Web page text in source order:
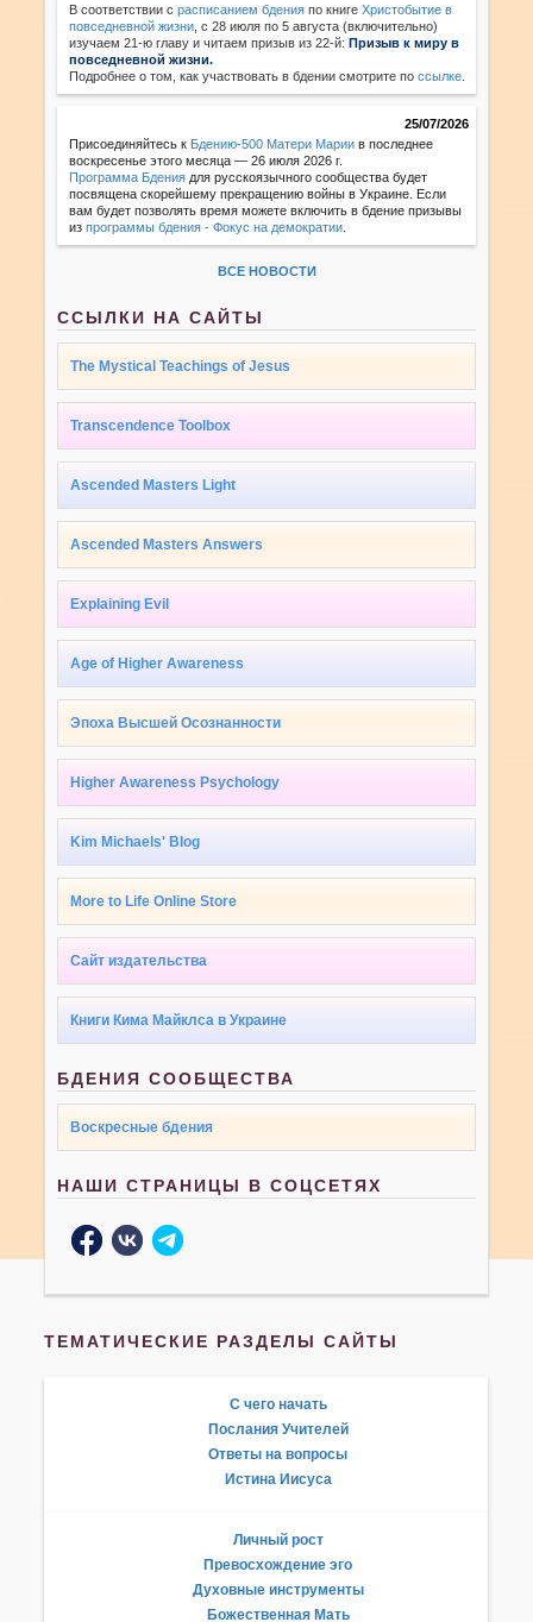
В соответствии с расписанием бдения по книгеХристобытие в
повседневной жизни с 28 июля по 5 августа (включительно)
изучаем 21-ю главу и читаем призыв из 22-й:Призыв к миру в
повседневной жизни.
Подробнее о том, как участвовать в бдении смотрите поссылке
25/07/2026
Присоединяйтесь к Бдению-500 Матери Марии в последнее
воскресенье этого месяца — 26 июля 2026 г.
Программа Бдения для русскоязычного сообщества будет
посвящена скорейшему прекращению войны в Украине. Если
вам будет позволять время можете включить в бдение призывы
изпрограммы бдения - Фокус на демократии
ВСЕ НОВОСТИ
ССЫЛКИ НА САЙТЫ
The Mystical Teachings of Jesus
Transcendence Toolbox
Ascended Masters Light
Ascended Masters Answers
Explaining Evil
Age of Higher Awareness
Эпоха Высшей Осознанности
Higher Awareness Psychology
Kim Michaels' Blog
More to Life Online Store
Сайт издательства
Книги Кима Майклса в Украине
БДЕНИЯ СООБЩЕСТВА
Воскресные бдения
НАШИ СТРАНИЦЫ В СОЦСЕТЯХ
ТЕМАТИЧЕСКИЕ РАЗДЕЛЫ САЙТЫ
С чего начать
Послания Учителей
Ответы на вопросы
Истина Иисуса
Личный рост
Превосхождение эго
Духовные инструменты
Божественная Мать